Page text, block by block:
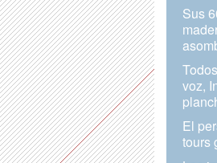
Sus
voz,
El
tours